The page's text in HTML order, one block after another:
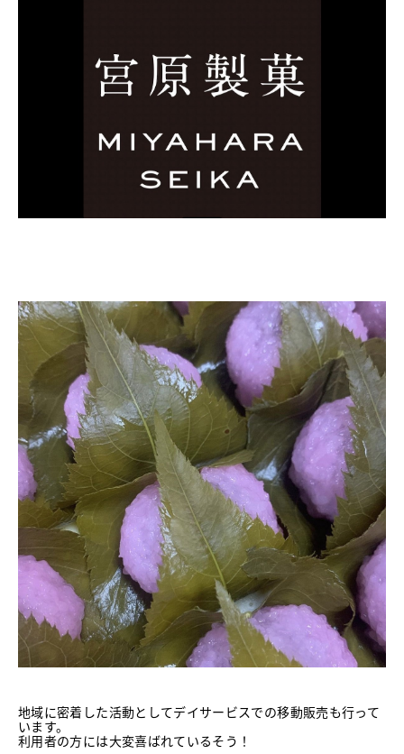
地域に密着した活動としてデイサービスでの移動販売も行って
います。
利用者の方には大変喜ばれているそう！